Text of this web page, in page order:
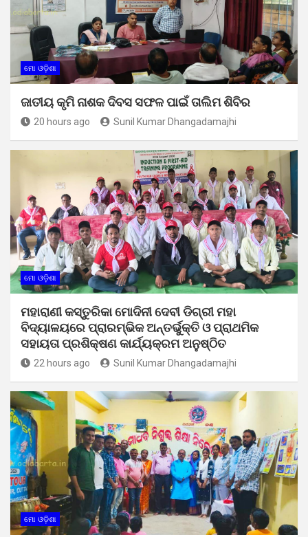
ମୋ ଓଡ଼ିଶା
ଜାତୀୟ କୃମି ନାଶକ ଦିବସ ସଫଳ ପାଇଁ ତାଲିମ ଶିବିର
20 hours ago Sunil Kumar Dhangadamajhi
ମୋ ଓଡ଼ିଶା
ମହାରାଣୀ କସ୍ତୁରିକା ମୋଦିନୀ ଦେବୀ ଡିଗ୍ରୀ ମହା
ବିଦ୍ୟାଳୟରେ ପ୍ରାରମ୍ଭିକ ଅନ୍ତର୍ଭୁକ୍ତି ଓ ପ୍ରାଥମିକ
ସହାୟତା ପ୍ରଶିକ୍ଷଣ କାର୍ଯ୍ୟକ୍ରମ ଅନୁଷ୍ଠିତ
22 hours ago Sunil Kumar Dhangadamajhi
ମୋ ଓଡ଼ିଶା